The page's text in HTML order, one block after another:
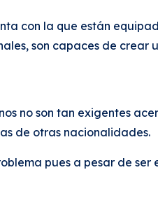
con la que están
son capaces de
no son tan exigentes
de otras nacionalidades.
pues a pesar de